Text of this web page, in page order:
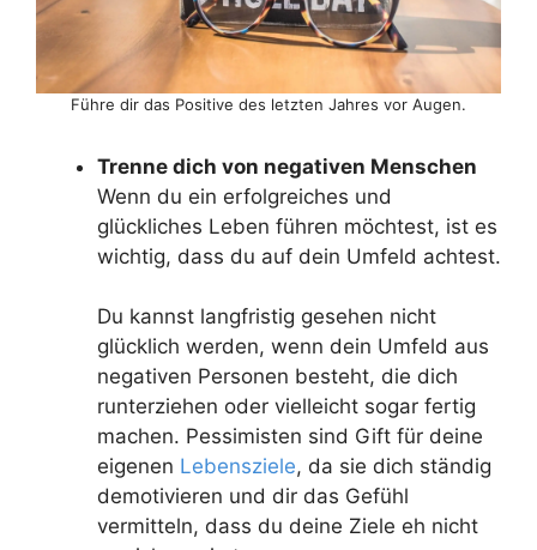
Führe dir das Positive des letzten Jahres vor Augen.
Trenne dich von negativen Menschen
Wenn du ein erfolgreiches und
glückliches Leben führen möchtest, ist es
wichtig, dass du auf dein Umfeld achtest.
Du kannst langfristig gesehen nicht
glücklich werden, wenn dein Umfeld aus
negativen Personen besteht, die dich
runterziehen oder vielleicht sogar fertig
machen. Pessimisten sind Gift für deine
eigenen Lebensziele, da sie dich ständig
demotivieren und dir das Gefühl
vermitteln, dass du deine Ziele eh nicht